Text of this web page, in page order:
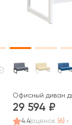
Офисный диван
29 594
4.4оценок (6)